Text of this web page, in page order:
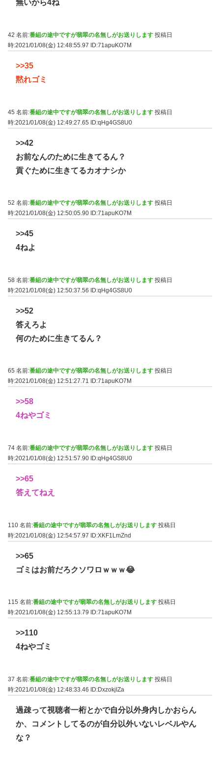
無いから4ね
42 名前:番組の途中ですが翡翠の名無しがお送りします 投稿日
時:2021/01/08(金) 12:48:55.97
ID:71apuKO7M
>>35
黙れゴミ
45 名前:番組の途中ですが翡翠の名無しがお送りします 投稿日
時:2021/01/08(金) 12:49:27.65 ID:qHg4GS8U0
>>42
お前なんのために生きてるん？
貢ぐために生きてるカオナシか
52 名前:番組の途中ですが翡翠の名無しがお送りします 投稿日
時:2021/01/08(金) 12:50:05.90 ID:71apuKO7M
>>45
4ねよ
58 名前:番組の途中ですが翡翠の名無しがお送りします 投稿日
時:2021/01/08(金) 12:50:37.56 ID:qHg4GS8U0
>>52
答えろよ
何のために生きてるん？
65 名前:番組の途中ですが翡翠の名無しがお送りします 投稿日
時:2021/01/08(金) 12:51:27.71
ID:71apuKO7M
>>58
4ねやゴミ
74 名前:番組の途中ですが翡翠の名無しがお送りします 投稿日
時:2021/01/08(金) 12:51:57.90 ID:qHg4GS8U0
>>65
答えてねえ
110 名前:番組の途中ですが翡翠の名無しがお送りします 投稿日
時:2021/01/08(金) 12:54:57.97 ID:XKF1LmZnd
>>65
ゴミはお前だろクソワロｗｗｗ😂
115 名前:番組の途中ですが翡翠の名無しがお送りします 投稿日
時:2021/01/08(金) 12:55:13.79
ID:71apuKO7M
>>110
4ねやゴミ
37 名前:番組の途中ですが翡翠の名無しがお送りします 投稿日
時:2021/01/08(金) 12:48:33.46 ID:DxzokjIZa
過疎って視聴者一桁とかで自分以外身内しかおらん
か、コメントしてるのが自分以外いないレベルやん
な？